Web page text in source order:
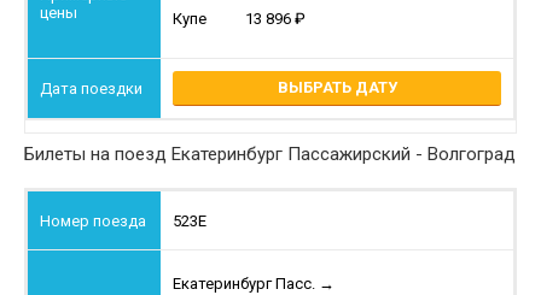
Купе
13 896
ВЫБРАТЬ ДАТУ
Билеты на поезд Екатеринбург Пассажирский - Волгоград
523Е
Екатеринбург Пасс. →